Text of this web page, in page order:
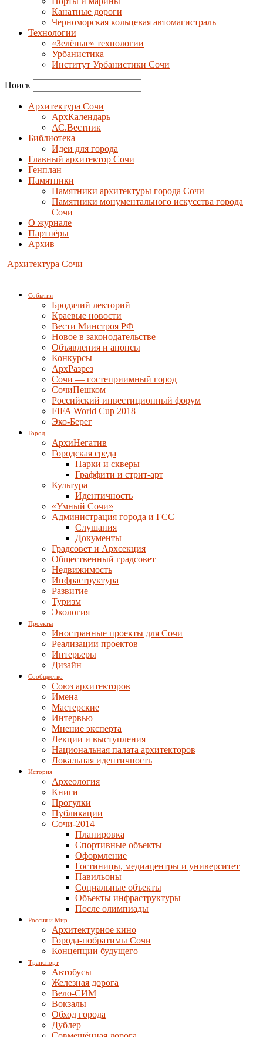
Канатные дороги
Черноморская кольцевая автомагистраль
Технологии
«Зелёные» технологии
Урбанистика
Институт Урбанистики Сочи
Поиск
Архитектура Сочи
АрхКалендарь
АС.Вестник
Библиотека
Идеи для города
Главный архитектор Сочи
Генплан
Памятники
Памятники архитектуры города Сочи
Памятники монументального искусства города
Сочи
О журнале
Партнёры
Архив
Архитектура Сочи
События
Бродячий лекторий
Краевые новости
Вести Минстроя РФ
Новое в законодательстве
Объявления и анонсы
Конкурсы
АрхРазрез
Сочи — гостеприимный город
СочиПешком
Российский инвестиционный форум
FIFA World Cup 2018
Эко-Берег
Город
АрхиНегатив
Городская среда
Парки и скверы
Граффити и стрит-арт
Культура
Идентичность
«Умный Сочи»
Администрация города и ГСС
Слушания
Документы
Градсовет и Архсекция
Общественный градсовет
Недвижимость
Инфраструктура
Развитие
Туризм
Экология
Проекты
Иностранные проекты для Сочи
Реализации проектов
Интерьеры
Дизайн
Сообщество
Союз архитекторов
Имена
Мастерские
Интервью
Мнение эксперта
Лекции и выступления
Национальная палата архитекторов
Локальная идентичность
История
Археология
Книги
Прогулки
Публикации
Сочи-2014
Планировка
Спортивные объекты
Оформление
Гостиницы, медиацентры и университет
Павильоны
Социальные объекты
Объекты инфраструктуры
После олимпиады
Россия и Мир
Архитектурное кино
Города-побратимы Сочи
Концепции будущего
Транспорт
Автобусы
Железная дорога
Вело-СИМ
Вокзалы
Обход города
Дублер